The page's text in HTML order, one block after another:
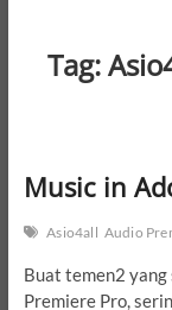
Tag:
Music in
Asio4all Audio
Buat temen2 yang
Premiere Pro,